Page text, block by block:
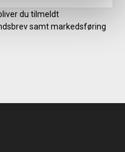
du tilmeldt
samt markedsføring